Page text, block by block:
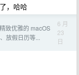
，哈哈
致优雅的 macOS
放假日历等...
6 月
23
日